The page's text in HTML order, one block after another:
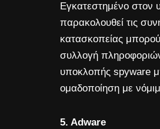
Εγκατεστημένο στον
παρακολουθεί τις
κατασκοπείας
συλλογή
υποκλοπής spyware
ομαδοποίηση με
5. Adware